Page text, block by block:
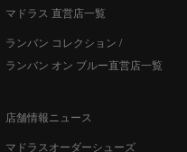
マドラス 直営店一覧
ランバン コレクション /
ランバン オン ブルー直営店一覧
店舗情報ニュース
マドラスオーダーシューズ